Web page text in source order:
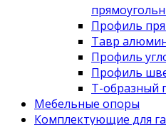
Профиль
Тавр
Профиль
Профиль
Т-образный
Мебельные опоры
Комплектующие для